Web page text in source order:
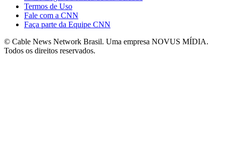
Termos de Uso
Fale com a CNN
Faça parte da Equipe CNN
© Cable News Network Brasil. Uma empresa NOVUS MÍDIA.
Todos os direitos reservados.